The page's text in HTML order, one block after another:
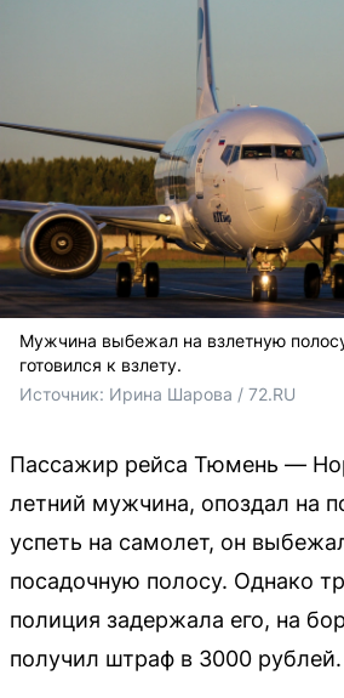
Мужчина выбежал на взлетную
готовился к взлету.
Источник: Ирина Шарова / 72.RU
Пассажир рейса Тюмень —
летний мужчина, опоздал на
успеть на самолет, он
посадочную полосу. Однако
полиция задержала его, на
получил штраф в 3000 рублей.